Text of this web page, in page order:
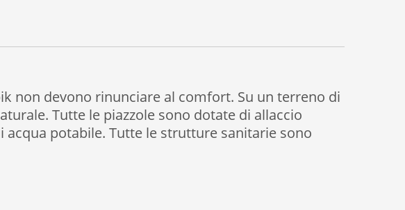
non devono rinunciare al comfort. Su un terreno di
Tutte le piazzole sono dotate di allaccio
potabile. Tutte le strutture sanitarie sono